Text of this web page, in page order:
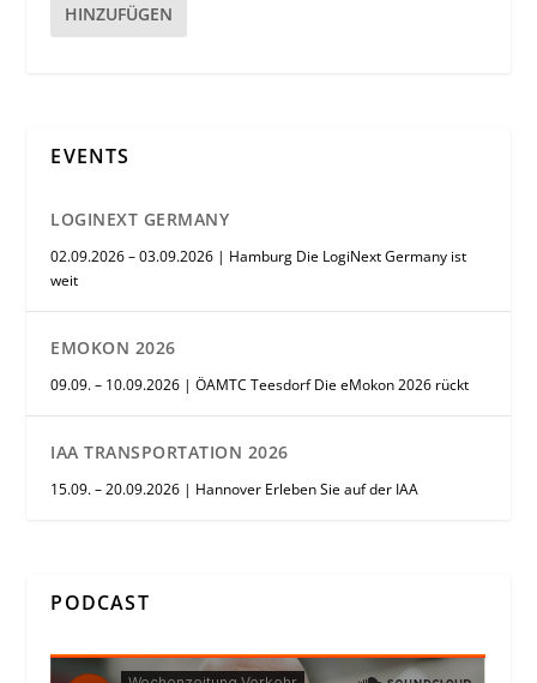
HINZUFÜGEN
EVENTS
LOGINEXT GERMANY
02.09.2026 – 03.09.2026 | Hamburg Die LogiNext Germany ist
weit
EMOKON 2026
09.09. – 10.09.2026 | ÖAMTC Teesdorf Die eMokon 2026 rückt
IAA TRANSPORTATION 2026
15.09. – 20.09.2026 | Hannover Erleben Sie auf der IAA
PODCAST